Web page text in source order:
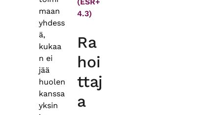
maan
yhdess
ä,
kukaa
n ei
jää
huolen
kanssa
yksin
4.3)
Ra
hoi
ttaj
a